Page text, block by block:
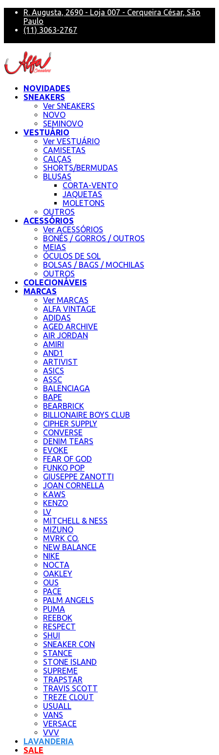
R. Augusta, 2690 - Loja 007 - Cerqueira César, São
Paulo
(11) 3063-2767
NOVIDADES
SNEAKERS
Ver SNEAKERS
NOVO
SEMINOVO
VESTUÁRIO
Ver VESTUÁRIO
CAMISETAS
CALÇAS
SHORTS/BERMUDAS
BLUSAS
CORTA-VENTO
JAQUETAS
MOLETONS
OUTROS
ACESSÓRIOS
Ver ACESSÓRIOS
BONÉS / GORROS / OUTROS
MEIAS
ÓCULOS DE SOL
BOLSAS / BAGS / MOCHILAS
OUTROS
COLECIONÁVEIS
MARCAS
Ver MARCAS
ALFA VINTAGE
ADIDAS
AGED ARCHIVE
AIR JORDAN
AMIRI
AND1
ARTIVIST
ASICS
ASSC
BALENCIAGA
BAPE
BEARBRICK
BILLIONAIRE BOYS CLUB
CIPHER SUPPLY
CONVERSE
DENIM TEARS
EVOKE
FEAR OF GOD
FUNKO POP
GIUSEPPE ZANOTTI
JOAN CORNELLA
KAWS
KENZO
LV
MITCHELL & NESS
MIZUNO
MVRK CO.
NEW BALANCE
NIKE
NOCTA
OAKLEY
OUS
PACE
PALM ANGELS
PUMA
REEBOK
RESPECT
SHUI
SNEAKER CON
STANCE
STONE ISLAND
SUPREME
TRAPSTAR
TRAVIS SCOTT
TREZE CLOUT
USUALL
VANS
VERSACE
VVV
LAVANDERIA
SALE